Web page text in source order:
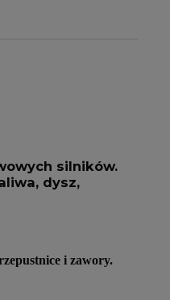
silników.
dysz,
i zawory.